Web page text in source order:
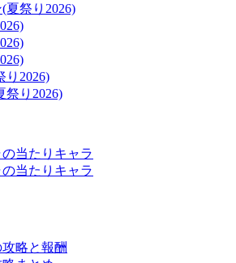
夏祭り2026)
り2026)
祭り2026)
当たりキャラ
当たりキャラ
略と報酬